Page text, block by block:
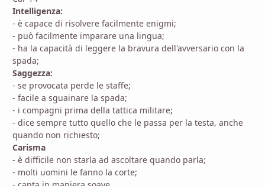
Intelligenza:
- è capace di risolvere facilmente enigmi;
- può facilmente imparare una lingua;
- ha la capacità di leggere la bravura dell'avversario con la
spada;
Saggezza:
- se provocata perde le staffe;
- facile a sguainare la spada;
- i compagni prima della tattica militare;
- dice sempre tutto quello che le passa per la testa, anche
quando non richiesto;
Carisma
- è difficile non starla ad ascoltare quando parla;
- molti uomini le fanno la corte;